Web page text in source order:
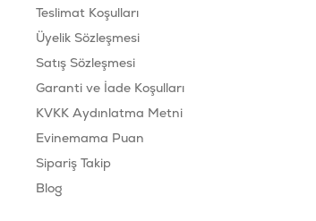
Teslimat Koşulları
Üyelik Sözleşmesi
Satış Sözleşmesi
Garanti ve İade Koşulları
KVKK Aydınlatma Metni
Evinemama Puan
Sipariş Takip
Blog